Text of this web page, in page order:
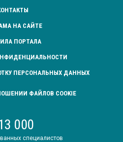
НА САЙТЕ
ПОРТАЛА
ПЕРСОНАЛЬНЫХ ДАННЫХ
ФАЙЛОВ COOKIE
000
специалистов